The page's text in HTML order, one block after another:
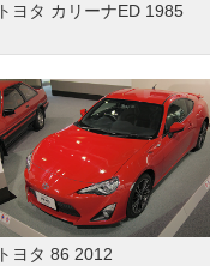
トヨタ カリーナED 1985
トヨタ 86 2012